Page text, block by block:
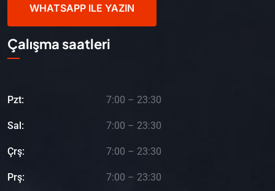
WHATSAPP ILE YAZIN
Çalışma saatleri
Pzt: 7:00 – 23:30
Sal: 7:00 – 23:30
Çrş: 7:00 – 23:30
Prş: 7:00 – 23:30